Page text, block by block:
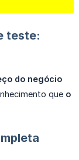
teste:
do negócio
que o